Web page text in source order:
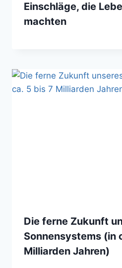
Einschläge, die
machten
Die ferne Zukunft
Sonnensystems (in
Milliarden Jahren)